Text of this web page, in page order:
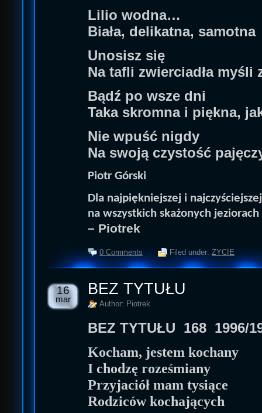
Lilio wodna…
Biała, delikatna, samotna
Unosisz się
Na tafli zwierciadła myśli
Bądź po wsze dni
Taka skromna i piękna,
Nie wpuść nigdy
Na swoją czystość
Piotr Górski
Dla najpiękniejszej i
na wszystkich skażonych jeziorach
– Piotrek
0 Comments Filed under: ŻYCIE
16
mar
BEZ TYTUŁU
Author: Piotrek
BEZ TYTUŁU 168 1996/
Kocham, jestem kochany
I chodzę roześmiany
Przyjaciół mam tysiące
Rodziców kochających